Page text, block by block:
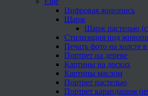
Цифровая живопись
Шарж
Шарж пастелью
Стилизация под
Печать фото на холсте
Портрет на дереве
Картины на досках
Картины маслом
Портрет пастелью
Портрет карандашом